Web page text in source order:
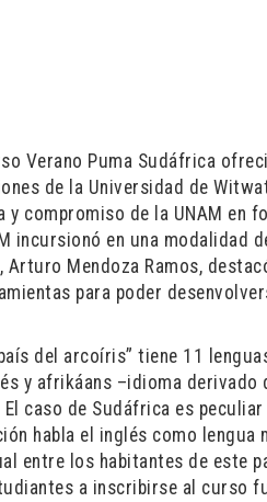
Verano Puma Sudáfrica
de la Universidad de
compromiso de la UNAM en
incursionó en una modalidad
Mendoza Ramos,
para poder
del arcoíris” tiene 11
y afrikáans –idioma derivado
caso de Sudáfrica es
habla el inglés como lengua
entre los habitantes de este
a inscribirse al curso